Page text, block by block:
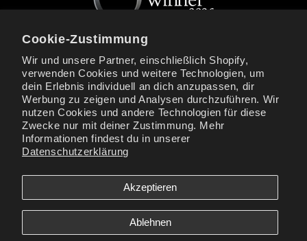
Cookie-Zustimmung
Wir und unsere Partner, einschließlich Shopify,
verwenden Cookies und weitere Technologien, um
dein Erlebnis individuell an dich anzupassen, dir
Werbung zu zeigen und Analysen durchzuführen. Wir
nutzen Cookies und andere Technologien für diese
Zwecke nur mit deiner Zustimmung. Mehr
Informationen findest du in unserer
Datenschutzerklärung
Akzeptieren
Ablehnen
MELDEN SIE SICH FÜR LOVISS-NEWS UND
EXKLUSIVE ANGEBOTE AN
E-Mail
(Twitter)
Zahlungsmethoden